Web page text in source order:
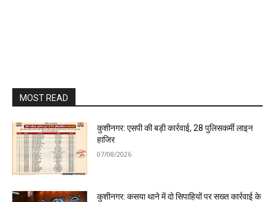
MOST READ
कुशीनगर: एसपी की बड़ी कार्रवाई, 28 पुलिसकर्मी लाइन
हाजिर
07/08/2026
कुशीनगर: कसया थाने में दो सिपाहियों पर सख्त कार्रवाई के